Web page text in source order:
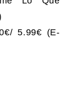
5.99€ (E-